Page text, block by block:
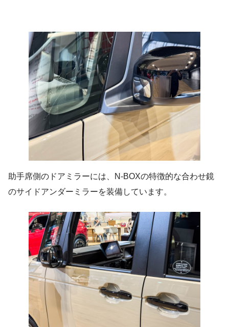
助手席側のドアミラーには、N-BOXの特徴的な合わせ鏡
のサイドアンダーミラーを装備しています。